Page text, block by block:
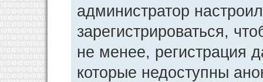
администратор
зарегистрироваться,
не менее, регистрация
которые недоступны